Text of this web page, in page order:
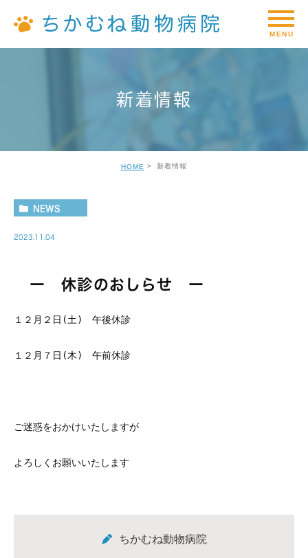
新着情報
HOME 新着情報
NEWS
2023.11.04
ー 休診のおしらせ ー
１２月２日(土) 午後休診
１２月７日(木) 午前休診
ご迷惑をおかけいたしますが
よろしくお願いいたします
ちかむね動物病院